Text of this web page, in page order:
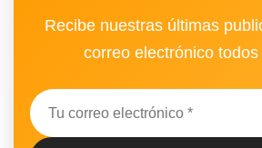
Recibe nuestras últimas
correo electrónico